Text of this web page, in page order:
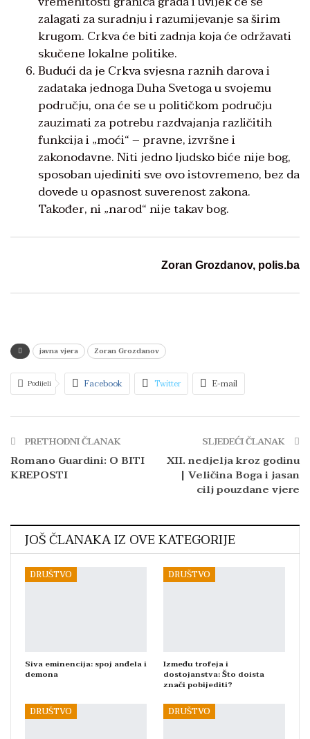
zalagati za suradnju i razumijevanje sa širim
krugom. Crkva će biti zadnja koja će održavati
skučene lokalne politike.
Budući da je Crkva svjesna raznih darova i
zadataka jednoga Duha Svetoga u svojemu
području, ona će se u političkom području
zauzimati za potrebu razdvajanja različitih
funkcija i „moći“ – pravne, izvršne i
zakonodavne. Niti jedno ljudsko biće nije bog,
sposoban ujediniti sve ovo istovremeno, bez da
dovede u opasnost suverenost zakona.
Također, ni „narod“ nije takav bog.
Zoran Grozdanov, polis.ba
javna vjera Zoran Grozdanov
Podijeli Facebook Twitter
E-mail
WhatsApp
Viber
PRETHODNI ČLANAK
Romano Guardini: O BITI
KREPOSTI
SLJEDEĆI ČLANAK
XII. nedjelja kroz godinu
| Veličina Boga i jasan
cilj pouzdane vjere
JOŠ ČLANAKA IZ OVE KATEGORIJE
DRUŠTVO
Siva eminencija: spoj anđela i
demona
DRUŠTVO
Između trofeja i
dostojanstva: Što doista
znači pobijediti?
DRUŠTVO DRUŠTVO